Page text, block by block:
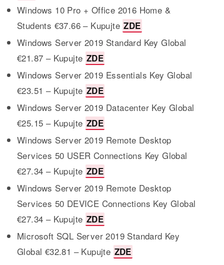
Windows 10 Pro + Office 2016 Home &
Students €37.66 – Kupujte ZDE
Windows Server 2019 Standard Key Global
€21.87 – Kupujte ZDE
Windows Server 2019 Essentials Key Global
€23.51 – Kupujte ZDE
Windows Server 2019 Datacenter Key Global
€25.15 – Kupujte ZDE
Windows Server 2019 Remote Desktop
Services 50 USER Connections Key Global
€27.34 – Kupujte ZDE
Windows Server 2019 Remote Desktop
Services 50 DEVICE Connections Key Global
€27.34 – Kupujte ZDE
Microsoft SQL Server 2019 Standard Key
Global €32.81 – Kupujte ZDE